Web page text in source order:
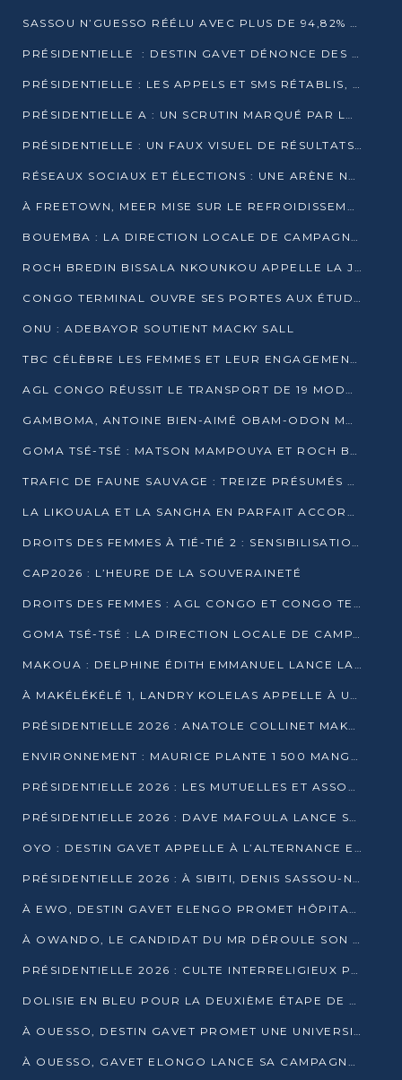
SASSOU N’GUESSO RÉÉLU AVEC PLUS DE 94,82% DES VOIX
PRÉSIDENTIELLE : DESTIN GAVET DÉNONCE DES IRRÉGULARITÉS ET REVENDIQUE LA VICTOIRE
PRÉSIDENTIELLE : LES APPELS ET SMS RÉTABLIS, INTERNET RESTE BLOQUÉ
PRÉSIDENTIELLE A : UN SCRUTIN MARQUÉ PAR LA COUPURE D’INTERNET ET UNE AFFLUENCE TIMIDE À BRAZZAVILLE
PRÉSIDENTIELLE : UN FAUX VISUEL DE RÉSULTATS CIRCULE
RÉSEAUX SOCIAUX ET ÉLECTIONS : UNE ARÈNE NUMÉRIQUE EN PLEINE MUTATION AU CONGO
À FREETOWN, MEER MISE SUR LE REFROIDISSEMENT PASSIF FACE À LA CHALEUR EXTRÊME
BOUEMBA : LA DIRECTION LOCALE DE CAMPAGNE DE DENIS SASSOU N’GUESSO MULTIPLIE LES ACTIVITÉS DE MOBILISATION
ROCH BREDIN BISSALA NKOUNKOU APPELLE LA JEUNESSE DE GOMA TSÉ-TSÉ À UN VOTE MASSIF POUR DENIS SASSOU NGUESSO
CONGO TERMINAL OUVRE SES PORTES AUX ÉTUDIANTS EN TRANSPORT ET LOGISTIQUE
ONU : ADEBAYOR SOUTIENT MACKY SALL
TBC CÉLÈBRE LES FEMMES ET LEUR ENGAGEMENT À L’OCCASION DU 8 MARS
AGL CONGO RÉUSSIT LE TRANSPORT DE 19 MODULES HORS GABARIT ENTRE POINTE-NOIRE ET BRAZZAVILLE
GAMBOMA, ANTOINE BIEN-AIMÉ OBAM-ODON MOBILISE LES 32 148 ÉLECTEURS EN FAVEUR DE DENIS SASSOU NGUESSO
GOMA TSÉ-TSÉ : MATSON MAMPOUYA ET ROCH BREDIN BISSALA NKOUNKOU EN CAMPAGNE DE PROXIMITÉ
TRAFIC DE FAUNE SAUVAGE : TREIZE PRÉSUMÉS TRAFIQUANTS INTERPELLÉS AU CONGO EN 2025
LA LIKOUALA ET LA SANGHA EN PARFAIT ACCORD AVEC LE PROJET DE SOCIÉTÉ DU CANDIDAT DENIS SASSOU-N’GUESSO
DROITS DES FEMMES À TIÉ-TIÉ 2 : SENSIBILISATION ET PÉDAGOGIE SUR LE DROIT DE VOTE
CAP2026 : L’HEURE DE LA SOUVERAINETÉ
DROITS DES FEMMES : AGL CONGO ET CONGO TERMINAL METTENT EN AVANT LE LEADERSHIP FÉMININ
GOMA TSÉ-TSÉ : LA DIRECTION LOCALE DE CAMPAGNE INTENSIFIE LA SENSIBILISATION DANS LES VILLAGES
MAKOUA : DELPHINE ÉDITH EMMANUEL LANCE LA CAMPAGNE POUR DENIS SASSOU-N’GUESSO
À MAKÉLÉKÉLÉ 1, LANDRY KOLELAS APPELLE À UNE MOBILISATION MASSIVE EN FAVEUR DE DENIS SASSOU-N’GUESSO
PRÉSIDENTIELLE 2026 : ANATOLE COLLINET MAKOSSO DÉFEND LE PROJET DE SOCIÉTÉ DE DENIS SASSOU NGUESSO
ENVIRONNEMENT : MAURICE PLANTE 1 500 MANGROVES POUR HONORER WANGARI MAATHAI
PRÉSIDENTIELLE 2026 : LES MUTUELLES ET ASSOCIATIONS S’IMPLIQUENT DANS LA CAMPAGNE ÉLECTORALE À TIÉ-TIÉ 2 (POINTE-NOIRE)
PRÉSIDENTIELLE 2026 : DAVE MAFOULA LANCE SA « VAGUE DU NOUVEAU DÉPART » À IMPFONDO
OYO : DESTIN GAVET APPELLE À L’ALTERNANCE ET À LA RESPONSABILITÉ DE LA JEUNESSE
PRÉSIDENTIELLE 2026 : À SIBITI, DENIS SASSOU-N’GUESSO PARIE SUR LES RESSOURCES DE LA LEKOUMOU
À EWO, DESTIN GAVET ELENGO PROMET HÔPITAL, CHEMIN DE FER ET AUDIT DES FINANCES PUBLIQUES
À OWANDO, LE CANDIDAT DU MR DÉROULE SON PROGRAMME DE “CHANGEMENT”
PRÉSIDENTIELLE 2026 : CULTE INTERRELIGIEUX POUR LA PAIX À OUENZÉ
DOLISIE EN BLEU POUR LA DEUXIÈME ÉTAPE DE CAMPAGNE DE DSN
À OUESSO, DESTIN GAVET PROMET UNE UNIVERSITÉ POUR LA SANGHA
À OUESSO, GAVET ELONGO LANCE SA CAMPAGNE SOUS LE SIGNE DU RENOUVEAU